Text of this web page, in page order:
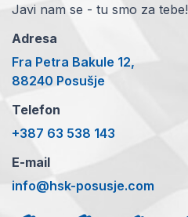
Javi nam se - tu smo za tebe!
Adresa
Fra Petra Bakule 12,
88240 Posušje
Telefon
+387 63 538 143
E-mail
info@hsk-posusje.com